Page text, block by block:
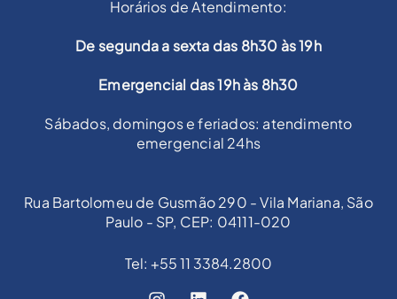
Horários de Atendimento:
De segunda a sexta das 8h30 às 19h
Emergencial das 19h às 8h30
Sábados, domingos e feriados: atendimento
emergencial 24hs
Rua Bartolomeu de Gusmão 290 - Vila Mariana, São
Paulo - SP, CEP: 04111-020
Tel: +55 11 3384.2800